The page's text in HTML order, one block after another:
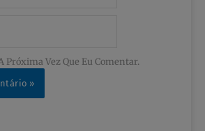
Próxima Vez Que Eu Comentar.